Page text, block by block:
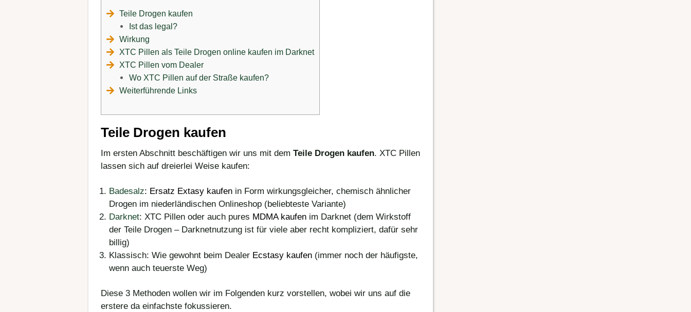
Teile Drogen kaufen
Ist das legal?
Wirkung
XTC Pillen als Teile Drogen online kaufen im Darknet
XTC Pillen vom Dealer
Wo XTC Pillen auf der Straße kaufen?
Weiterführende Links
Teile Drogen kaufen
Im ersten Abschnitt beschäftigen wir uns mit dem Teile Drogen kaufen. XTC Pillen
lassen sich auf dreierlei Weise kaufen:
Badesalz: Ersatz Extasy kaufen in Form wirkungsgleicher, chemisch ähnlicher
Drogen im niederländischen Onlineshop (beliebteste Variante)
Darknet: XTC Pillen oder auch pures MDMA kaufen im Darknet (dem Wirkstoff
der Teile Drogen – Darknetnutzung ist für viele aber recht kompliziert, dafür sehr
billig)
Klassisch: Wie gewohnt beim Dealer Ecstasy kaufen (immer noch der häufigste,
wenn auch teuerste Weg)
Diese 3 Methoden wollen wir im Folgenden kurz vorstellen, wobei wir uns auf die
erstere da einfachste fokussieren.